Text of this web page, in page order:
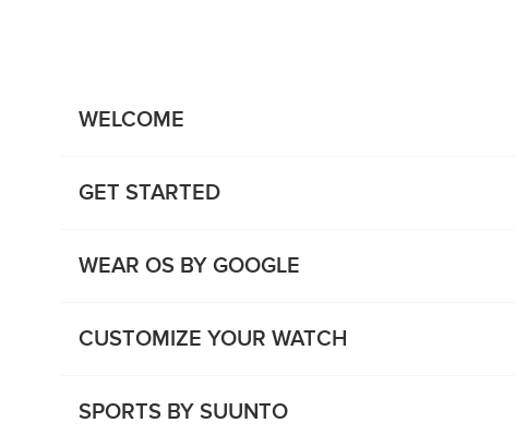
WELCOME
GET STARTED
WEAR OS BY GOOGLE
CUSTOMIZE YOUR WATCH
SPORTS BY SUUNTO